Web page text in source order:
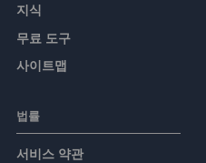
지식
무료 도구
사이트맵
법률
서비스 약관